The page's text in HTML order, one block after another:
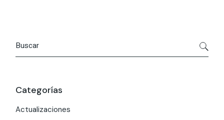
Categorías
Actualizaciones